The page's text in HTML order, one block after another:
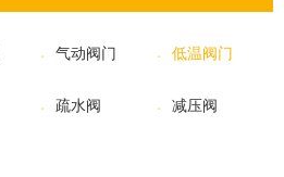
气动阀门 低温阀门
疏水阀 减压阀